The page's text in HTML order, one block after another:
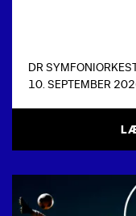
DR
10. SEPTEMBER